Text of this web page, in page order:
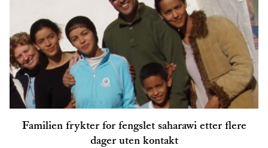
Familien frykter for fengslet saharawi etter flere
dager uten kontakt